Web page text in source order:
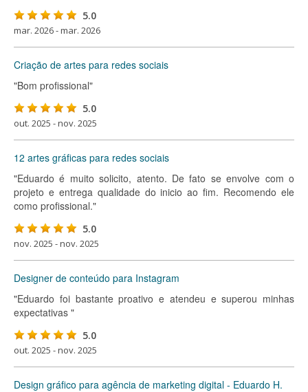
5.0
mar. 2026 - mar. 2026
Criação de artes para redes sociais
"Bom profissional"
5.0
out. 2025 - nov. 2025
12 artes gráficas para redes sociais
"Eduardo é muito solicito, atento. De fato se envolve com o
projeto e entrega qualidade do inicio ao fim. Recomendo ele
como profissional."
5.0
nov. 2025 - nov. 2025
Designer de conteúdo para Instagram
"Eduardo foi bastante proativo e atendeu e superou minhas
expectativas "
5.0
out. 2025 - nov. 2025
Design gráfico para agência de marketing digital - Eduardo H.